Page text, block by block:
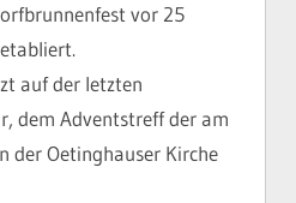
vor 25
auf der letzten
dem Adventstreff der am
der Oetinghauser Kirche